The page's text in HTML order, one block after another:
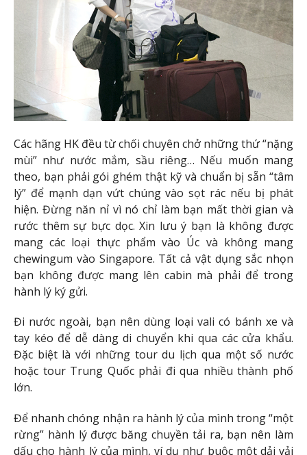
Các hãng HK đều từ chối chuyên chở những thứ “nặng
mùi” như nước mắm, sầu riêng… Nếu muốn mang
theo, bạn phải gói ghém thật kỹ và chuẩn bị sẵn “tâm
lý” để mạnh dạn vứt chúng vào sọt rác nếu bị phát
hiện. Đừng năn nỉ vì nó chỉ làm bạn mất thời gian và
rước thêm sự bực dọc. Xin lưu ý bạn là không được
mang các loại thực phẩm vào Úc và không mang
chewingum vào Singapore. Tất cả vật dụng sắc nhọn
bạn không được mang lên cabin mà phải để trong
hành lý ký gửi.
Đi nước ngoài, bạn nên dùng loại vali có bánh xe và
tay kéo để dễ dàng di chuyển khi qua các cửa khẩu.
Đặc biệt là với những tour du lịch qua một số nước
hoặc tour Trung Quốc phải đi qua nhiều thành phố
lớn.
Để nhanh chóng nhận ra hành lý của mình trong “một
rừng” hành lý được băng chuyền tải ra, bạn nên làm
dấu cho hành lý của mình, ví dụ như buộc một dải vải